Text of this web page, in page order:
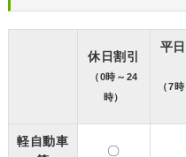
休日割引
（0時～24
時）
平
（7
軽自動車
〇